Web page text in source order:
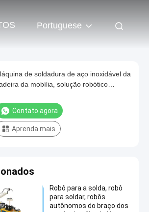
Portuguese
de soldadura de aço inoxidável da
da mobília, solução robótico
Contato agora
Aprenda mais
Robô para a solda, robô
para soldar, robôs
autônomos do braço dos